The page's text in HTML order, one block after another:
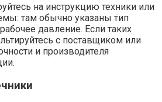
на инструкцию техники или
там обычно указаны тип
давление. Если таких
с поставщиком или
и производителя